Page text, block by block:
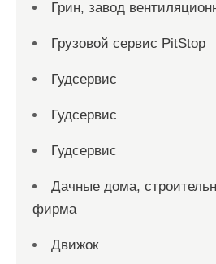
Грин, завод
Грузовой сервис PitStop
Гудсервис
Гудсервис
Гудсервис
Дачные дома,
фирма
Движок